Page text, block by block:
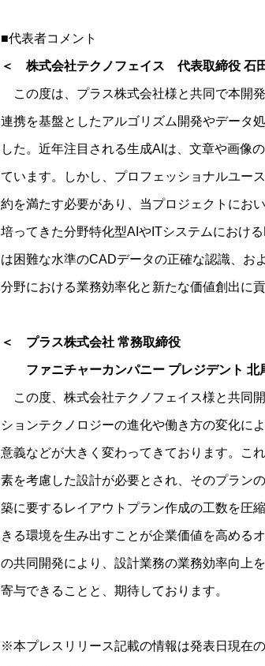
■代表者コメント
＜ 株式会社テクノフェイス 代表取締役
この度は、プラス株式会社様と共同で本開
連携を基盤としたアルゴリズム開発やデータ
した。近年注目される生成AIは、文章や画像
ています。しかし、プロフェッショナルユー
約を満たす必要があり、当プロジェクトにお
培ってきた分野特化型AIやITシステムにおけ
は困難な水準のCADデータの正確な認識、お
分野における業務効率化と新たな価値創出に
＜ プラス株式会社 常務取締役
ファニチャーカンパニー プレジデント
この度、株式会社テクノフェイス様と共同
ションテクノロジーの進化や働き方の変化に
意義などが大きく変わってきております。こ
素を考慮した設計が必要とされ、そのプラン
築に要するレイアウトプラン作成の工数を圧
きる環境を生み出すことが企業価値を高める
の共同開発により、設計業務の業務効率向上
寄与できることと、期待しております。
※本プレスリリース記載の情報は発表日現在